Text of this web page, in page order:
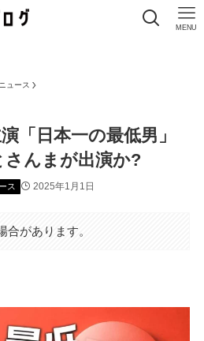
MENU
ュース
「日本一の最低男」
さんまが出演か?
ス 2025年1月1日
合があります。